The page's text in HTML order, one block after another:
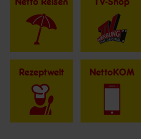
Rezeptwelt NettoKOM